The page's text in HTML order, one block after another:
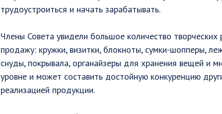
трудоустроиться и начать зарабатывать.
Члены Совета увидели большое количество
продажу: кружки, визитки, блокноты, сумки-шопперы,
снуды, покрывала, органайзеры для хранения вещей и
уровне и может составить достойную конкуренцию
реализацией продукции.